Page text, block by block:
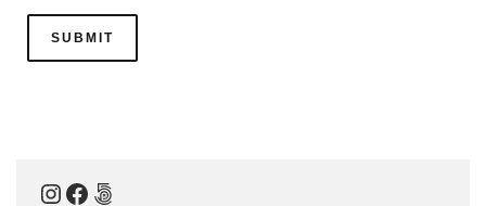
Instagram
Facebook
500px